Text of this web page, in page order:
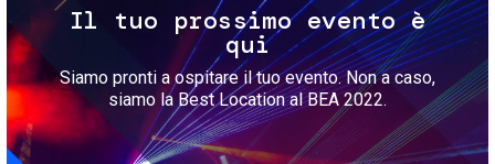
Il tuo prossimo evento è
qui
Siamo pronti a ospitare il tuo evento. Non a caso,
siamo la Best Location al BEA 2022.